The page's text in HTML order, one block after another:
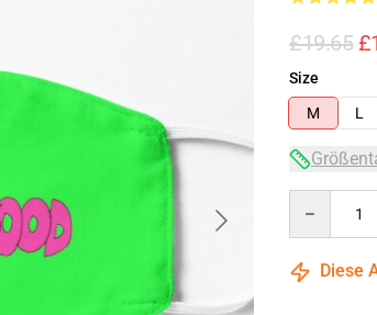
£19.65
Size
M
L
Diese